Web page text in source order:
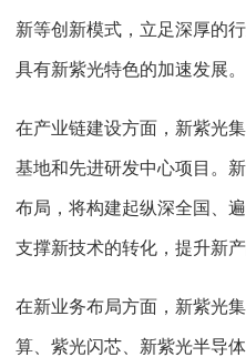
新等创新模式，立足深厚的
具有新紫光特色的加速发展。
在产业链建设方面，新紫光
基地和先进研发中心项目。
布局，将构建起纵深全国、
支撑新技术的转化，提升新产
在新业务布局方面，新紫光
算、紫光闪芯、新紫光半导